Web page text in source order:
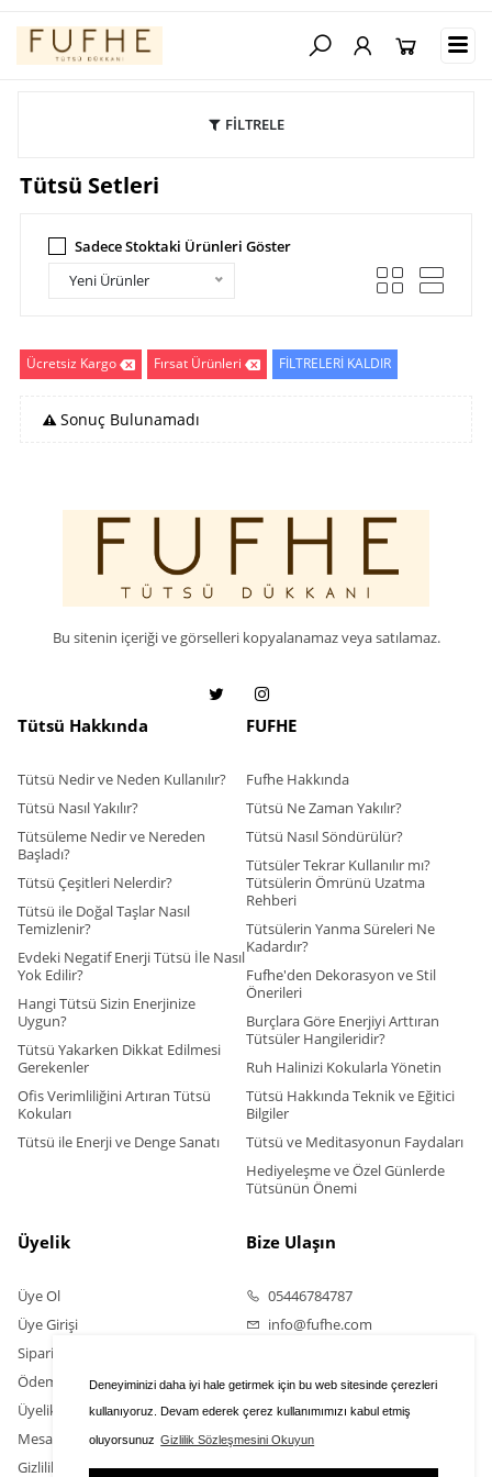
Deneyiminizi daha iyi hale getirmek için bu web sitesinde çerezleri
kullanıyoruz. Devam ederek çerez kullanımımızı kabul etmiş
oluyorsunuz Gizlilik Sözleşmesini Okuyun
FİLTRELE
Tütsü Setleri
Sadece Stoktaki Ürünleri Göster
Yeni Ürünler
Ücretsiz Kargo Fırsat Ürünleri FİLTRELERİ KALDIR
Sonuç Bulunamadı
Bu sitenin içeriği ve görselleri kopyalanamaz veya satılamaz.
Tütsü Hakkında
Tütsü Nedir ve Neden Kullanılır?
Tütsü Nasıl Yakılır?
Tütsüleme Nedir ve Nereden
Başladı?
Tütsü Çeşitleri Nelerdir?
Tütsü ile Doğal Taşlar Nasıl
Temizlenir?
Evdeki Negatif Enerji Tütsü İle Nasıl
Yok Edilir?
Hangi Tütsü Sizin Enerjinize
Uygun?
Tütsü Yakarken Dikkat Edilmesi
Gerekenler
Ofis Verimliliğini Artıran Tütsü
Kokuları
Tütsü ile Enerji ve Denge Sanatı
FUFHE
Fufhe Hakkında
Tütsü Ne Zaman Yakılır?
Tütsü Nasıl Söndürülür?
Tütsüler Tekrar Kullanılır mı?
Tütsülerin Ömrünü Uzatma
Rehberi
Tütsülerin Yanma Süreleri Ne
Kadardır?
Fufhe'den Dekorasyon ve Stil
Önerileri
Burçlara Göre Enerjiyi Arttıran
Tütsüler Hangileridir?
Ruh Halinizi Kokularla Yönetin
Tütsü Hakkında Teknik ve Eğitici
Bilgiler
Tütsü ve Meditasyonun Faydaları
Hediyeleşme ve Özel Günlerde
Tütsünün Önemi
Üyelik
Üye Ol
Üye Girişi
Sipariş Takip
Ödeme Bildirimi Yapın
Üyelik Sözleşmesi
Mesafeli Satış Sözleşmesi
Gizlilik Sözleşmesi
Bize Ulaşın
05446784787
info@fufhe.com